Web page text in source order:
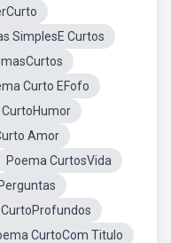
SimplesE Curtos
Curto EFofo
CurtoHumor
Amor
Poema CurtosVida
CurtoCom Titulo